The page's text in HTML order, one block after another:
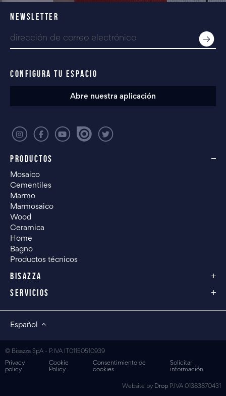
PRODUCTOS
Mosaico
Cementiles
Marmo
Marmosaico
Wood
Ceramica
Home
Bagno
Productos técnicos
BISAZZA
SERVICIOS
NEWSLETTER
CONFIGURA TU ESPACIO
Abre nuestra aplicación
Español
© Bisazza SpA - P.IVA IT01150510939
Privacy
policy
Cookie
Policy
Consentimiento de
cookies
Solicitar
información
Website by Drop P.IVA 01383870431